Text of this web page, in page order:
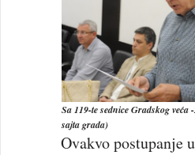
Sa 119-te sednice Gradskog veća
sajta grada)
Ovakvo postupanje